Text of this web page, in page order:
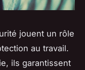
jouent un rôle
au travail.
ils garantissent